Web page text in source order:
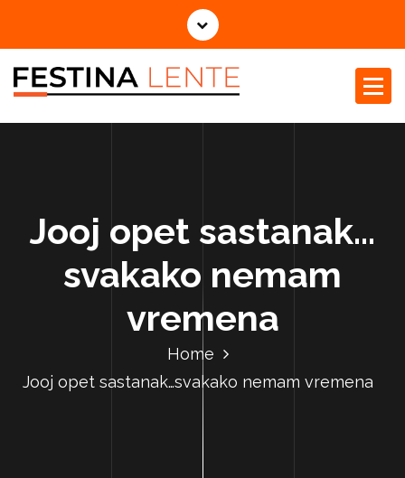
Jooj opet sastanak…
svakako nemam
vremena
Home
Jooj opet sastanak…svakako nemam vremena